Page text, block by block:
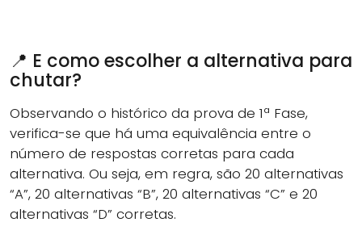
📍 E como escolher a alternativa para
chutar?
Observando o histórico da prova de 1ª Fase,
verifica-se que há uma equivalência entre o
número de respostas corretas para cada
alternativa. Ou seja, em regra, são 20 alternativas
“A”, 20 alternativas “B”, 20 alternativas “C” e 20
alternativas “D” corretas.